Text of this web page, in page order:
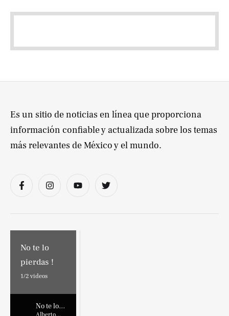
No te lo
pierdas !
1/2 videos
No te lo
Es un sitio de noticias en línea que proporciona
información confiable y actualizada sobre los temas
más relevantes de México y el mundo.